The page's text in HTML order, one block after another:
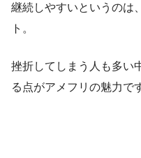
継続しやすいというのは
ト。
挫折してしまう人も多い
る点がアメフリの魅力で